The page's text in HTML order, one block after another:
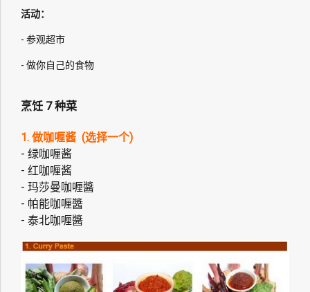
活动：
- 参观超市
- 做你自己的食物
烹饪 7 种菜
1. 做咖喱酱 (选择一个)
- 绿咖喱酱
- 红咖喱酱
- 玛莎曼咖喱醬
- 帕能咖喱醬
- 泰北咖喱醬